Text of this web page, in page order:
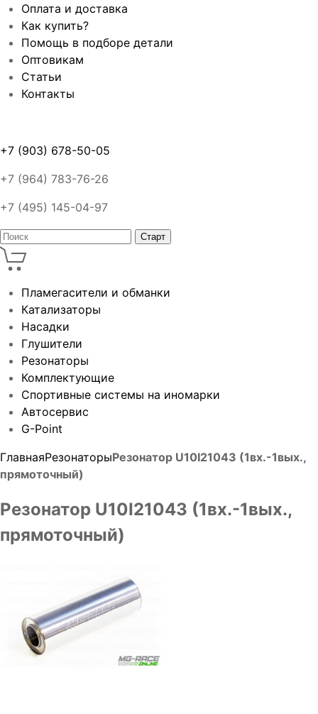
Оплата и доставка
Как купить?
Помощь в подборе детали
Оптовикам
Статьи
Контакты
+7 (903) 678-50-05
+7 (964) 783-76-26
+7 (495) 145-04-97
Пламегасители и обманки
Катализаторы
Насадки
Глушители
Резонаторы
Комплектующие
Спортивные системы на иномарки
Автосервис
G-Point
ГлавнаяРезонаторыРезонатор U10I21043 (1вх.-1вых.,
прямоточный)
Резонатор U10I21043 (1вх.-1вых.,
прямоточный)